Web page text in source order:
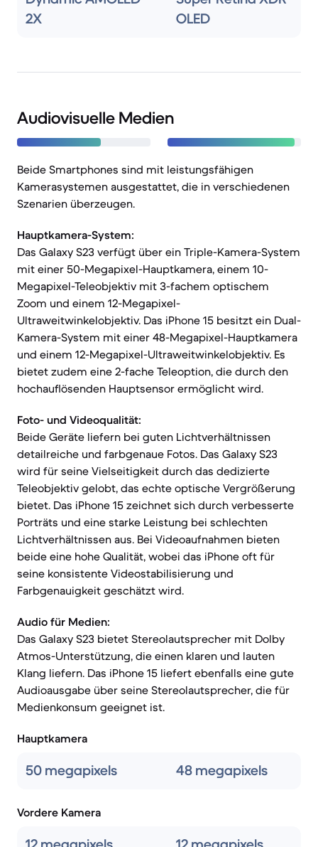
2X
OLED
Audiovisuelle Medien
Beide Smartphones sind mit leistungsfähigen
Kamerasystemen ausgestattet, die in verschiedenen
Szenarien überzeugen.
Hauptkamera-System:
Das Galaxy S23 verfügt über ein Triple-Kamera-System
mit einer 50-Megapixel-Hauptkamera, einem 10-
Megapixel-Teleobjektiv mit 3-fachem optischem
Zoom und einem 12-Megapixel-
Ultraweitwinkelobjektiv. Das iPhone 15 besitzt ein Dual-
Kamera-System mit einer 48-Megapixel-Hauptkamera
und einem 12-Megapixel-Ultraweitwinkelobjektiv. Es
bietet zudem eine 2-fache Teleoption, die durch den
hochauflösenden Hauptsensor ermöglicht wird.
Foto- und Videoqualität:
Beide Geräte liefern bei guten Lichtverhältnissen
detailreiche und farbgenaue Fotos. Das Galaxy S23
wird für seine Vielseitigkeit durch das dedizierte
Teleobjektiv gelobt, das echte optische Vergrößerung
bietet. Das iPhone 15 zeichnet sich durch verbesserte
Porträts und eine starke Leistung bei schlechten
Lichtverhältnissen aus. Bei Videoaufnahmen bieten
beide eine hohe Qualität, wobei das iPhone oft für
seine konsistente Videostabilisierung und
Farbgenauigkeit geschätzt wird.
Audio für Medien:
Das Galaxy S23 bietet Stereolautsprecher mit Dolby
Atmos-Unterstützung, die einen klaren und lauten
Klang liefern. Das iPhone 15 liefert ebenfalls eine gute
Audioausgabe über seine Stereolautsprecher, die für
Medienkonsum geeignet ist.
Hauptkamera
50 megapixels 48 megapixels
Vordere Kamera